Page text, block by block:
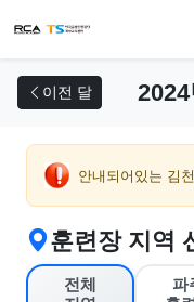
이전 달
안내되어있는 김
훈련장 지역
전체
파